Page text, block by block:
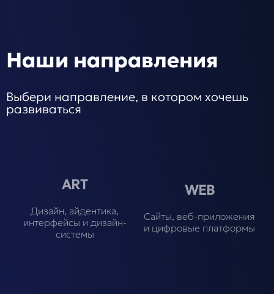
info@direkt.ink
Наши направления
Выбери направление, в котором хочешь
развиваться
ART
Дизайн, айдентика,
интерфейсы и дизайн-
системы
WEB
Сайты, веб-приложения
и цифровые платформы